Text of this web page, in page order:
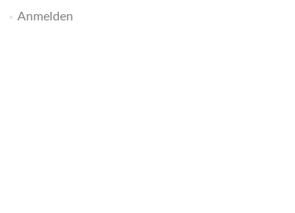
Anmelden